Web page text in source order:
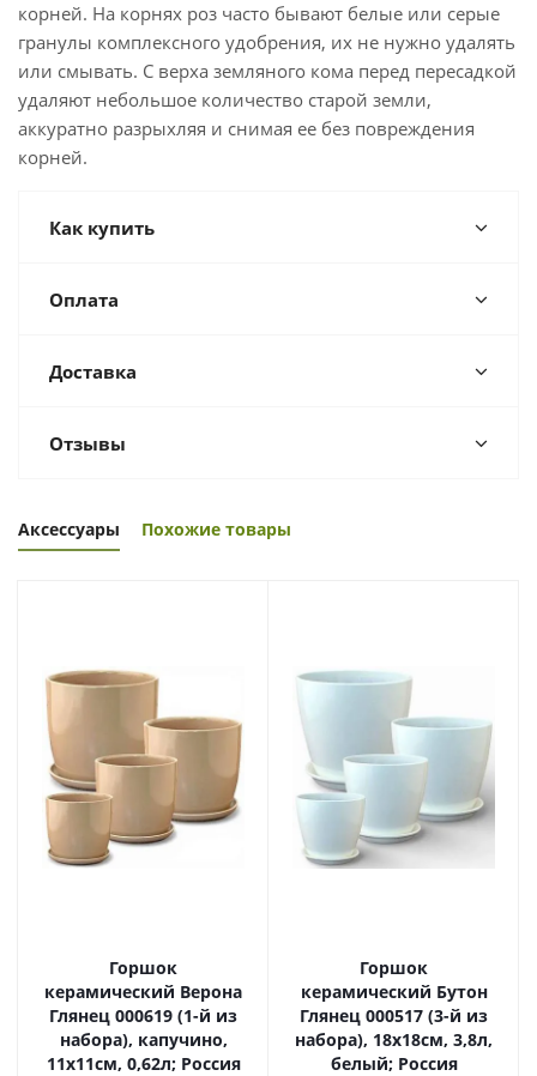
корней. На корнях роз часто бывают белые или серые
гранулы комплексного удобрения, их не нужно удалять
или смывать. С верха земляного кома перед пересадкой
удаляют небольшое количество старой земли,
аккуратно разрыхляя и снимая ее без повреждения
корней.
Как купить
Оплата
Доставка
Отзывы
Аксессуары Похожие товары
Горшок
керамический Верона
Глянец 000619 (1-й из
набора), капучино,
11х11см, 0,62л; Россия
Горшок
керамический Бутон
Глянец 000517 (3-й из
набора), 18х18см, 3,8л,
белый; Россия